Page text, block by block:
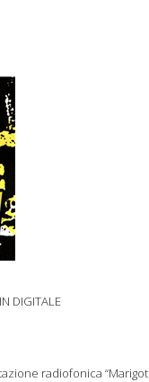
DIGITALE
radiofonica